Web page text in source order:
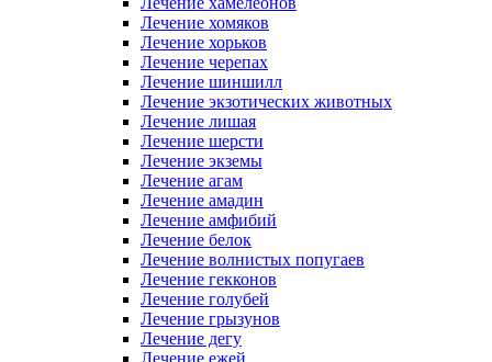
Лечение хомяков
Лечение хорьков
Лечение черепах
Лечение шиншилл
Лечение экзотических животных
Лечение лишая
Лечение шерсти
Лечение экземы
Лечение агам
Лечение амадин
Лечение амфибий
Лечение белок
Лечение волнистых попугаев
Лечение гекконов
Лечение голубей
Лечение грызунов
Лечение дегу
Лечение ежей